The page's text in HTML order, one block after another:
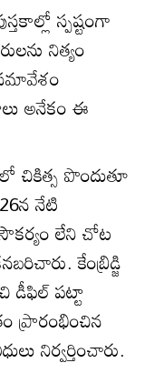
స్పష్టంగా
నిత్యం
సమావేశం
అనేకం ఈ
చికిత్స పొందుతూ
నేటి
లేని చోట
కేంబ్రిడ్జి
డీఫిల్ పట్టా
ప్రారంభించిన
నిర్వర్తించారు.